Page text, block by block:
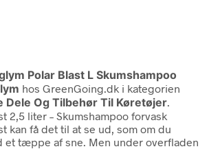
Polar Blast L Skumshampoo
hos GreenGoing.dk i kategorien
Dele Og Tilbehør Til Køretøjer.
2,5 liter – Skumshampoo forvask
kan få det til at se ud, som om du
tæppe af sne. Men under overfladen